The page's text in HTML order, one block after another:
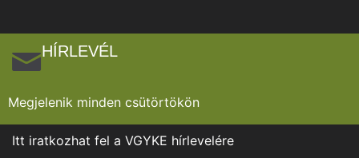
HÍRLEVÉL
Megjelenik minden csütörtökön
Itt iratkozhat fel a VGYKE hírlevelére